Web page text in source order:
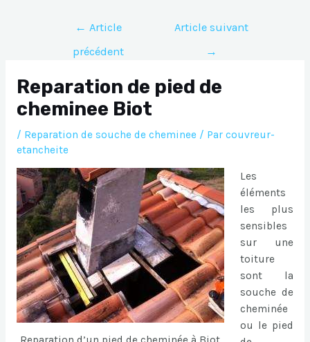
l’article
← Article
précédent
Article suivant
→
Reparation de pied de
cheminee Biot
/ Reparation de souche de cheminee/ Par couvreur-
etancheite
Les
éléments
les plus
sensibles
sur une
toiture
sont la
souche de
cheminée
ou le pied